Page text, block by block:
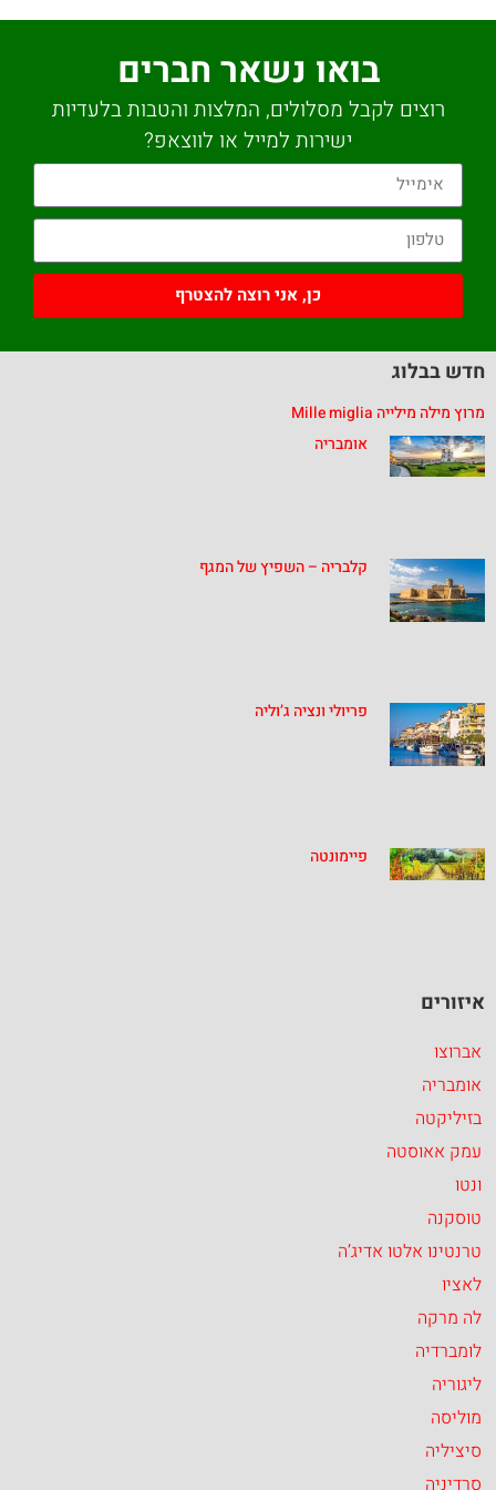
בואו נשאר חברים
רוצים לקבל מסלולים, המלצות והטבות בלעדיות
ישירות למייל או לווצאפ?
כן, אני רוצה להצטרף
חדש בבלוג
מרוץ מילה מילייה Mille miglia
אומבריה
קלבריה – השפיץ של המגף
פריולי ונציה ג’וליה
פיימונטה
איזורים
אברוצו
אומבריה
בזיליקטה
עמק אאוסטה
ונטו
טוסקנה
טרנטינו אלטו אדיג’ה
לאציו
לה מרקה
לומברדיה
ליגוריה
מוליסה
סיציליה
סרדיניה